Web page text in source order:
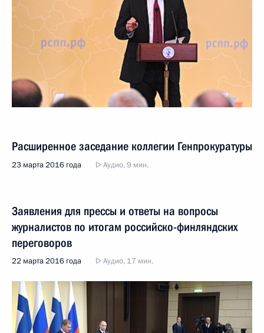
Расширенное заседание коллегии Генпрокуратуры
23 марта 2016 года Аудио, 9 мин.
Заявления для прессы и ответы на вопросы
журналистов по итогам российско-финляндских
переговоров
22 марта 2016 года Аудио, 17 мин.